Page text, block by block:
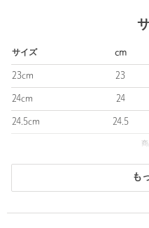
靴づくりの伝統を1774年のド
世界中の全ての人々の足の健
展開するグローバル・ブラン
人間の足の解剖学に基づいた
能性、品質、そして伝統が息づ
という原則を世に示してきまし
┗ご注文の際、旧ロゴデザイ
サイズ cm
23cm 23
24cm 24
24.5cm 24.5
も